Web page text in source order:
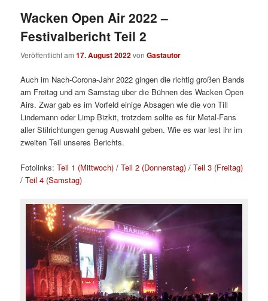
Wacken Open Air 2022 –
Festivalbericht Teil 2
Veröffentlicht am17. August 2022vonGastautor
Auch im Nach-Corona-Jahr 2022 gingen die richtig großen Bands
am Freitag und am Samstag über die Bühnen des Wacken Open
Airs. Zwar gab es im Vorfeld einige Absagen wie die von Till
Lindemann oder Limp Bizkit, trotzdem sollte es für Metal-Fans
aller Stilrichtungen genug Auswahl geben. Wie es war lest ihr im
zweiten Teil unseres Berichts.
Fotolinks:Teil 1 (Mittwoch) /Teil 2 (Donnerstag) /Teil 3 (Freitag)
/Teil 4 (Samstag)